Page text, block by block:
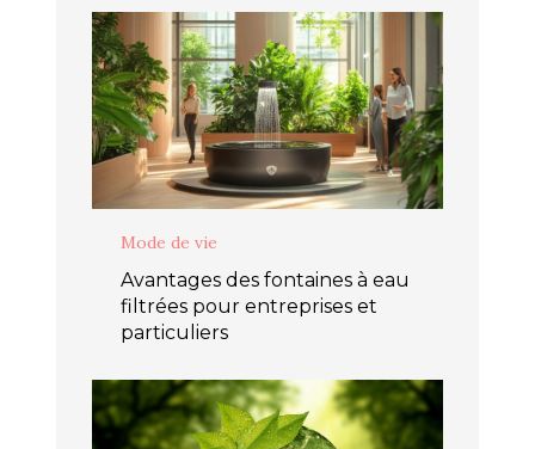
Mode de vie
Avantages des fontaines à eau
filtrées pour entreprises et
particuliers